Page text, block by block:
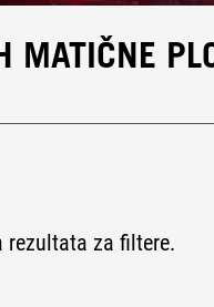
rezultata za filtere.